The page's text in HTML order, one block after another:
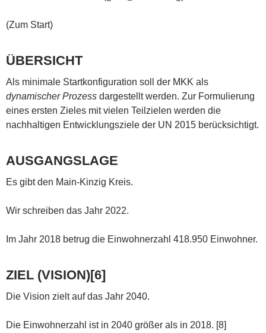
(Zum Start)
ÜBERSICHT
Als minimale Startkonfiguration soll der MKK als
dynamischer Prozess dargestellt werden. Zur Formulierung
eines ersten Zieles mit vielen Teilzielen werden die
nachhaltigen Entwicklungsziele der UN 2015 berücksichtigt.
AUSGANGSLAGE
Es gibt den Main-Kinzig Kreis.
Wir schreiben das Jahr 2022.
Im Jahr 2018 betrug die Einwohnerzahl 418.950 Einwohner.
ZIEL (VISION)[6]
Die Vision zielt auf das Jahr 2040.
Die Einwohnerzahl ist in 2040 größer als in 2018. [8]